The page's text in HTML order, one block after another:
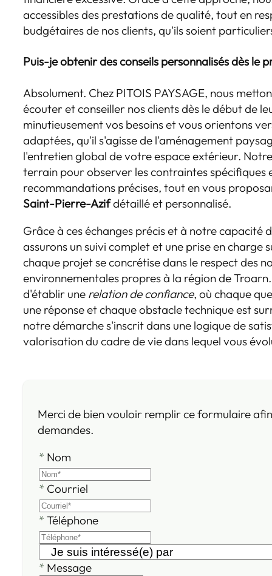
accessibles des prestations de qualité, tout en
budgétaires de nos clients, qu'ils soient
Puis-je obtenir des conseils personnalisés dès le
Absolument. Chez PITOIS PAYSAGE, nous
écouter et conseiller nos clients dès le début de
minutieusement vos besoins et vous orientons
adaptées, qu'il s'agisse de l'aménagement
l'entretien global de votre espace extérieur.
terrain pour observer les contraintes spécifiques
recommandations précises, tout en vous
Saint-Pierre-Azifdétaillé et personnalisé.
Grâce à ces échanges précis et à notre capacité
assurons un suivi complet et une prise en charge
chaque projet se concrétise dans le respect des
environnementales propres à la région de
d'établir une relation de confiance, où chaque
une réponse et chaque obstacle technique est
notre démarche s'inscrit dans une logique de
valorisation du cadre de vie dans lequel vous
Merci de bien vouloir remplir ce formulaire
demandes.
* Nom
* Courriel
*Téléphone
* Message